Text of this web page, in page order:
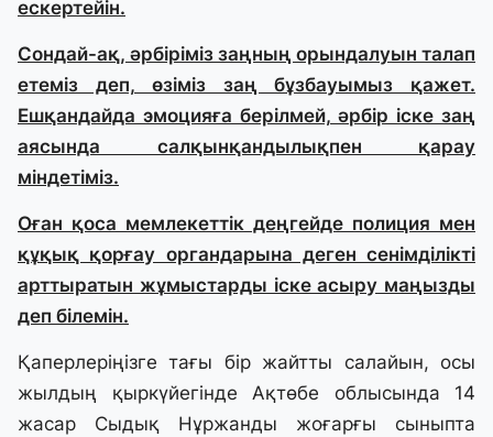
ескертейін.
Сондай-ақ, әрбіріміз заңның орындалуын талап
етеміз деп, өзіміз заң бұзбауымыз қажет.
Ешқандайда эмоцияға берілмей, әрбір іске заң
аясында салқынқандылықпен қарау
міндетіміз.
Оған қоса мемлекеттік деңгейде полиция мен
құқық қорғау органдарына деген сенімділікті
арттыратын жұмыстарды іске асыру маңызды
деп білемін.
Қаперлеріңізге тағы бір жайтты салайын, осы
жылдың қыркүйегінде Ақтөбе облысында 14
жасар Сыдық Нұржанды жоғарғы сыныпта